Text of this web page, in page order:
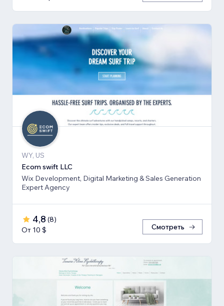
WY, US
Ecom swift LLC
Wix Development, Digital Marketing & Sales Generation
Expert Agency
4,8 (8)
От 10 $
Смотреть